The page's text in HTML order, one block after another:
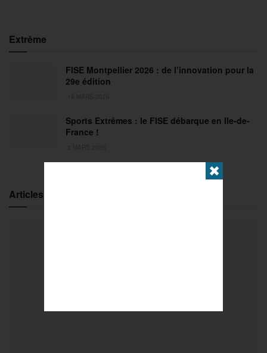
Extrême
FISE Montpellier 2026 : de l’innovation pour la
29e édition
Sports Extrêmes : le FISE débarque en Ile-de-
France !
Articles populaires
✖